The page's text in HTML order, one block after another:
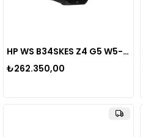
HP WS B34SKES Z4 G5 W5-2555X 32GB 4800 MHZ DDR5 ECC RAM 1TB NVMe SSD NVIDIA RTX 4000 Ada 20GB WIN11PRO
₺262.350,00